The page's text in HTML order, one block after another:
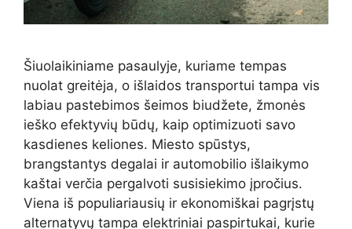
Šiuolaikiniame pasaulyje, kuriame tempas
nuolat greitėja, o išlaidos transportui tampa vis
labiau pastebimos šeimos biudžete, žmonės
ieško efektyvių būdų, kaip optimizuoti savo
kasdienes keliones. Miesto spūstys,
brangstantys degalai ir automobilio išlaikymo
kaštai verčia pergalvoti susisiekimo įpročius.
Viena iš populiariausių ir ekonomiškai pagrįstų
alternatyvų tampa elektriniai paspirtukai, kurie